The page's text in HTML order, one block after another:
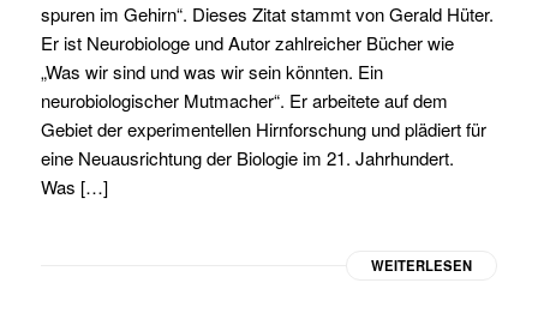
spuren im Gehirn“. Dieses Zitat stammt von Gerald Hüter.
Er ist Neurobiologe und Autor zahlreicher Bücher wie
„Was wir sind und was wir sein könnten. Ein
neurobiologischer Mutmacher“. Er arbeitete auf dem
Gebiet der experimentellen Hirnforschung und plädiert für
eine Neuausrichtung der Biologie im 21. Jahrhundert.
Was […]
WEITERLESEN